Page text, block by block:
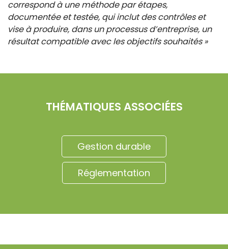
correspond à une méthode par étapes,
documentée et testée, qui inclut des contrôles et
vise à produire, dans un processus d’entreprise, un
résultat compatible avec les objectifs souhaités »
THÉMATIQUES ASSOCIÉES
Gestion durable
Réglementation